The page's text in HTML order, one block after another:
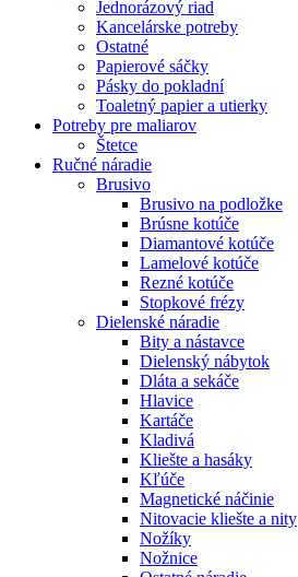
Jednorázový riad
Kancelárske potreby
Ostatné
Papierové sáčky
Pásky do pokladní
Toaletný papier a utierky
Potreby pre maliarov
Štetce
Ručné náradie
Brusivo
Brusivo na podložke
Brúsne kotúče
Diamantové kotúče
Lamelové kotúče
Rezné kotúče
Stopkové frézy
Dielenské náradie
Bity a nástavce
Dielenský nábytok
Dláta a sekáče
Hlavice
Kartáče
Kladivá
Kliešte a hasáky
Kľúče
Magnetické náčinie
Nitovacie kliešte a nity
Nožíky
Nožnice